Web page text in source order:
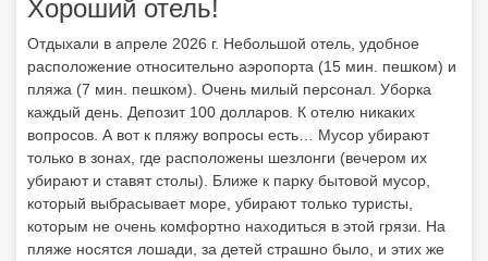
Хороший отель!
Отдыхали в апреле 2026 г. Небольшой отель, удобное
расположение относительно аэропорта (15 мин. пешком) и
пляжа (7 мин. пешком). Очень милый персонал. Уборка
каждый день. Депозит 100 долларов. К отелю никаких
вопросов. А вот к пляжу вопросы есть… Мусор убирают
только в зонах, где расположены шезлонги (вечером их
убирают и ставят столы). Ближе к парку бытовой мусор,
который выбрасывает море, убирают только туристы,
которым не очень комфортно находиться в этой грязи. На
пляже носятся лошади, за детей страшно было, и этих же